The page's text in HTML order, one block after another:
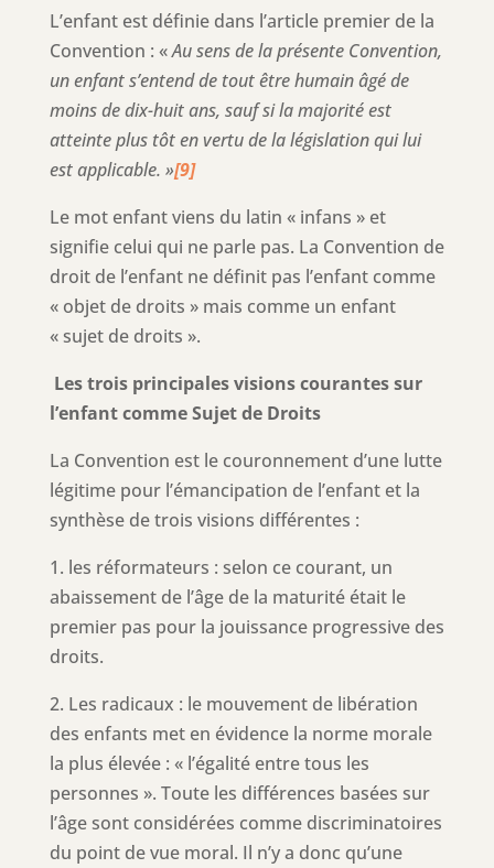
L’enfant est définie dans l’article premier de la
Convention : «Au sens de la présente Convention,
un enfant s’entend de tout être humain âgé de
moins de dix-huit ans, sauf si la majorité est
atteinte plus tôt en vertu de la législation qui lui
est applicable. »[9]
Le mot enfant viens du latin « infans » et
signifie celui qui ne parle pas. La Convention de
droit de l’enfant ne définit pas l’enfant comme
« objet de droits » mais comme un enfant
« sujet de droits ».
Les trois principales visions courantes sur
l’enfant comme Sujet de Droits
La Convention est le couronnement d’une lutte
légitime pour l’émancipation de l’enfant et la
synthèse de trois visions différentes :
1. les réformateurs : selon ce courant, un
abaissement de l’âge de la maturité était le
premier pas pour la jouissance progressive des
droits.
2. Les radicaux : le mouvement de libération
des enfants met en évidence la norme morale
la plus élevée : « l’égalité entre tous les
personnes ». Toute les différences basées sur
l’âge sont considérées comme discriminatoires
du point de vue moral. Il n’y a donc qu’une